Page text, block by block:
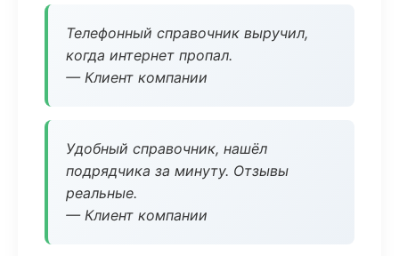
Телефонный справочник выручил,
когда интернет пропал.
— Клиент компании
Удобный справочник, нашёл
подрядчика за минуту. Отзывы
реальные.
— Клиент компании